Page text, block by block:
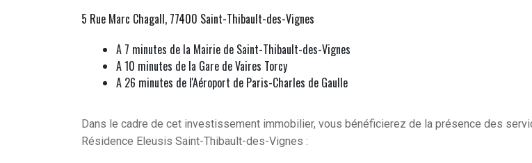
5 Rue Marc Chagall, 77400 Saint-Thibault-des-Vignes
A 7 minutes de la Mairie de Saint-Thibault-des-Vignes
A 10 minutes de la Gare de Vaires Torcy
A 26 minutes de l'Aéroport de Paris-Charles de Gaulle
Dans le cadre de cet investissement immobilier, vous bénéficierez de la présence des
Résidence Eleusis Saint-Thibault-des-Vignes :